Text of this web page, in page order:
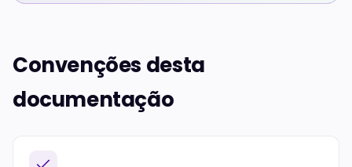
Convenções desta
documentação